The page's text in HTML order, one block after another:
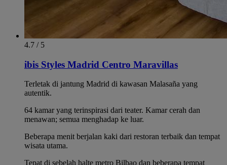
4.7 / 5
ibis Styles Madrid Centro Maravillas
Terletak di jantung Madrid di kawasan Malasaña yang
autentik.
64 kamar yang terinspirasi dari teater. Kamar cerah dan
menawan; semua menghadap ke luar.
Beberapa menit berjalan kaki dari restoran terbaik dan tempat
wisata utama.
Tepat di sebelah halte metro Bilbao dan beberapa tempat